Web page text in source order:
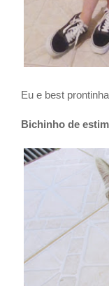
Eu e best
Bichinho de